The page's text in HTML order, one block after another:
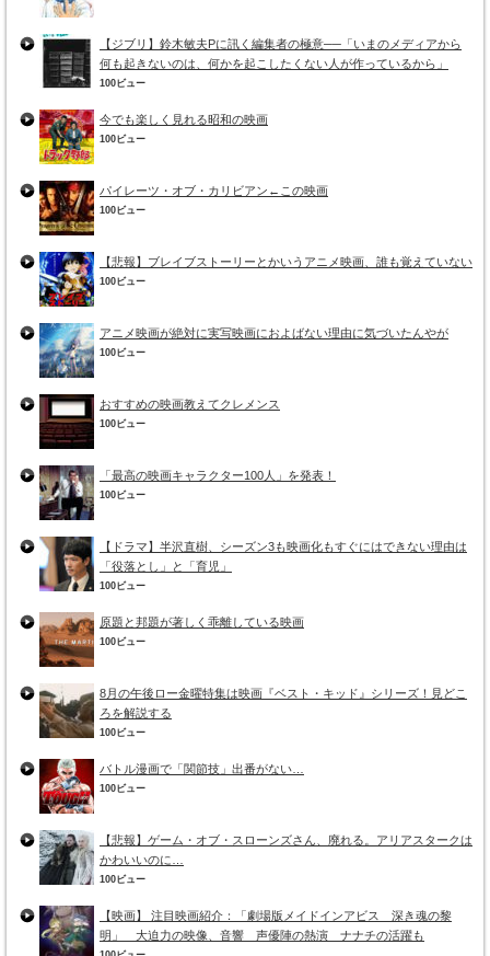
【ジブリ】鈴木敏夫Pに訊く編集者の極意──「いまのメディアから
何も起きないのは、何かを起こしたくない人が作っているから」
100ビュー
今でも楽しく見れる昭和の映画
100ビュー
パイレーツ・オブ・カリビアン←この映画
100ビュー
【悲報】ブレイブストーリーとかいうアニメ映画、誰も覚えていない
100ビュー
アニメ映画が絶対に実写映画におよばない理由に気づいたんやが
100ビュー
おすすめの映画教えてクレメンス
100ビュー
「最高の映画キャラクター100人」を発表！
100ビュー
【ドラマ】半沢直樹、シーズン3も映画化もすぐにはできない理由は
「役落とし」と「育児」
100ビュー
原題と邦題が著しく乖離している映画
100ビュー
8月の午後ロー金曜特集は映画『ベスト・キッド』シリーズ！見どこ
ろを解説する
100ビュー
バトル漫画で「関節技」出番がない…
100ビュー
【悲報】ゲーム・オブ・スローンズさん、廃れる。アリアスタークは
かわいいのに…
100ビュー
【映画】 注目映画紹介：「劇場版メイドインアビス 深き魂の黎
明」 大迫力の映像、音響 声優陣の熱演 ナナチの活躍も